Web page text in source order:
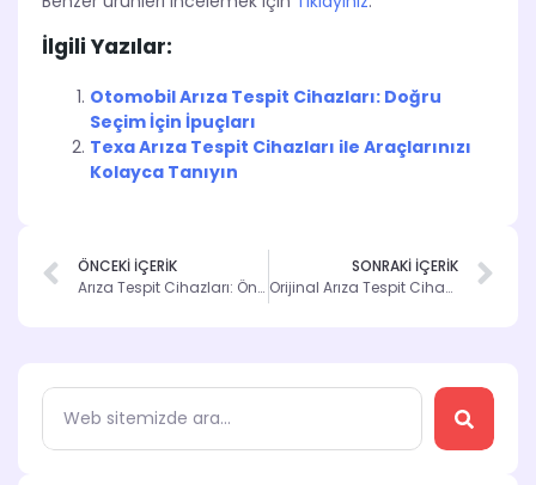
İlgili Yazılar:
Otomobil Arıza Tespit Cihazları: Doğru
Seçim İçin İpuçları
Texa Arıza Tespit Cihazları ile Araçlarınızı
Kolayca Tanıyın
ÖNCEKİ İÇERİK
Arıza Tespit Cihazları: Önemi ve Kullanım Alanları
SONRAKİ İÇERİK
Orijinal Arıza Tespit Cihazlarının Avantajları